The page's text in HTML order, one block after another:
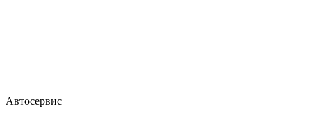
Автосервис